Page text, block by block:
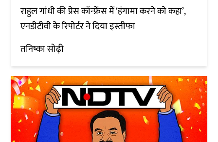
राहुल गांधी की प्रेस कॉन्फ्रेंस में ‘हंगामा करने को कहा’,
एनडीटीवी के रिपोर्टर ने दिया इस्तीफा
तनिष्का सोढ़ी